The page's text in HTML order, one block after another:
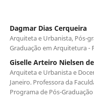
Dagmar Dias Cerqueira
Arquiteta e Urbanista, Pós-
Graduação em Arquitetura -
Giselle Arteiro Nielsen
Arquiteta e Urbanista e
Janeiro. Professora da
Programa de Pós-